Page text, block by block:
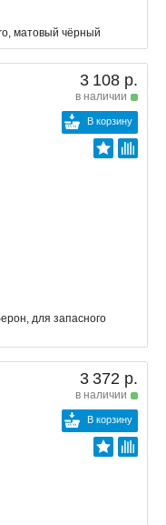
матовый чёрный
3 108 р.
в наличии
В корзину
для запасного
3 372 р.
в наличии
В корзину